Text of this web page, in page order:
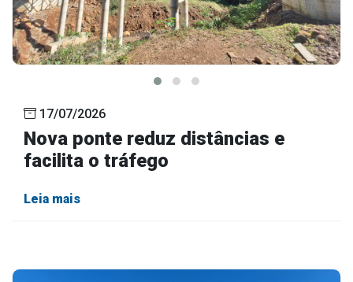
17/07/2026
Nova ponte reduz distâncias e
facilita o tráfego
Leia mais